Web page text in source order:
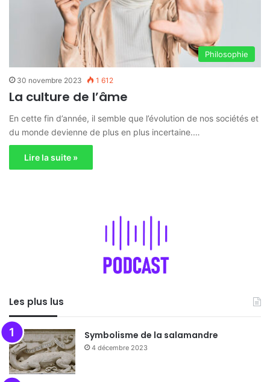
Philosophie
30 novembre 2023 1 612
La culture de l’âme
En cette fin d’année, il semble que l’évolution de nos sociétés et
du monde devienne de plus en plus incertaine.…
Lire la suite »
Les plus lus
Symbolisme de la salamandre
4 décembre 2023